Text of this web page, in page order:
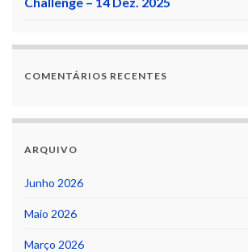
COMENTÁRIOS RECENTES
ARQUIVO
Junho 2026
Maio 2026
Março 2026